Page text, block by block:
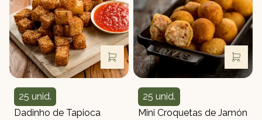
Quantidade
25 unid.
Dadinho de Tapioca
Quantidade
25 unid.
Mini Croquetas de Jamón